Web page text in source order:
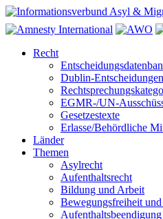
Recht
Dublin-Entscheidungen
EGMR-/UN-
Gesetzestexte
Erlasse/Behördliche
Länder
Themen
Asylrecht
Aufenthaltsrecht
Bildung und Arbeit
Bewegungsfreiheit
Aufenthaltsbeendigung